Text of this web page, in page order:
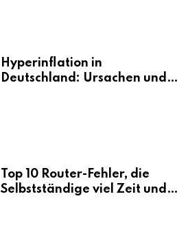
Hyperinflation in
Deutschland: Ursachen und
Top 10 Router-Fehler, die
Selbstständige viel Zeit und